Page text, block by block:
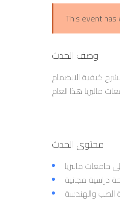
This event has
وصف الحدث
كيفية الانضمام
محتوى الحدث
مجانية